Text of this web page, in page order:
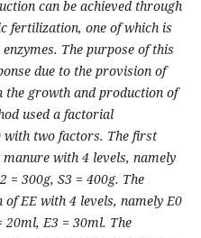
can be achieved through
fertilization, one of which is
The purpose of this
due to the provision of
the growth and production of
used a factorial
with two factors. The first
with 4 levels, namely
= 300g, S3 = 400g. The
EE with 4 levels, namely E0
20ml, E3 = 30ml. The